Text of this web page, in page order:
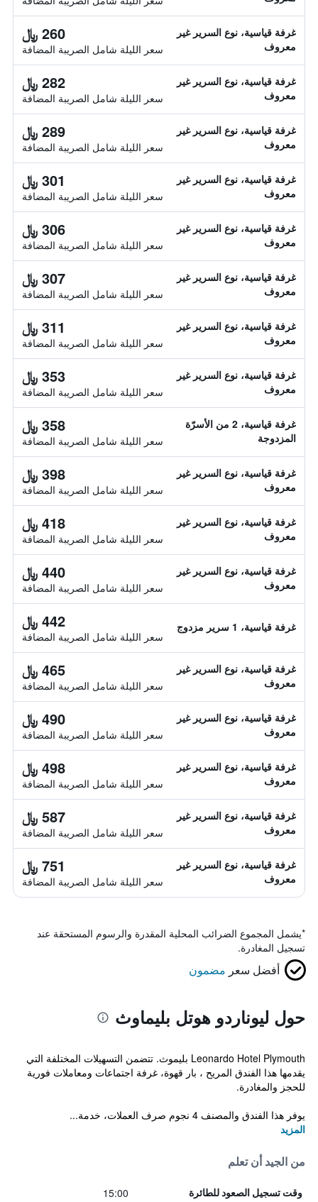
غرفة قياسية، نوع السرير غير
معروف
260 ﷼
سعر الليلة شامل الصريبة المضافة
غرفة قياسية، نوع السرير غير
معروف
282 ﷼
سعر الليلة شامل الصريبة المضافة
غرفة قياسية، نوع السرير غير
معروف
289 ﷼
سعر الليلة شامل الصريبة المضافة
غرفة قياسية، نوع السرير غير
معروف
301 ﷼
سعر الليلة شامل الصريبة المضافة
غرفة قياسية، نوع السرير غير
معروف
306 ﷼
سعر الليلة شامل الصريبة المضافة
غرفة قياسية، نوع السرير غير
معروف
307 ﷼
سعر الليلة شامل الصريبة المضافة
غرفة قياسية، نوع السرير غير
معروف
311 ﷼
سعر الليلة شامل الصريبة المضافة
غرفة قياسية، نوع السرير غير
معروف
353 ﷼
سعر الليلة شامل الصريبة المضافة
غرفة قياسية، 2 من الأسرّة
المزدوجة
358 ﷼
سعر الليلة شامل الصريبة المضافة
غرفة قياسية، نوع السرير غير
معروف
398 ﷼
سعر الليلة شامل الصريبة المضافة
غرفة قياسية، نوع السرير غير
معروف
418 ﷼
سعر الليلة شامل الصريبة المضافة
غرفة قياسية، نوع السرير غير
معروف
440 ﷼
سعر الليلة شامل الصريبة المضافة
غرفة قياسية، 1 سرير مزدوج 442 ﷼
سعر الليلة شامل الصريبة المضافة
غرفة قياسية، نوع السرير غير
معروف
465 ﷼
سعر الليلة شامل الصريبة المضافة
غرفة قياسية، نوع السرير غير
معروف
490 ﷼
سعر الليلة شامل الصريبة المضافة
غرفة قياسية، نوع السرير غير
معروف
498 ﷼
سعر الليلة شامل الصريبة المضافة
غرفة قياسية، نوع السرير غير
معروف
587 ﷼
سعر الليلة شامل الصريبة المضافة
غرفة قياسية، نوع السرير غير
معروف
751 ﷼
سعر الليلة شامل الصريبة المضافة
*يشمل المجموع الضرائب المحلية المقدرة والرسوم المستحقة عند
تسجيل المغادرة.
أفضل سعر مضمون
حول ليوناردو هوتل بليماوث
Leonardo Hotel Plymouth بليموث. تتضمن التسهيلات المختلفة التي
يقدمها هذا الفندق المريح ، بار قهوة، غرفة اجتماعات ومعاملات فورية
للحجز والمغادرة.
يوفر هذا الفندق والمصنف 4 نجوم صرف العملات، خدمة...
المزيد
من الجيد أن تعلم
وقت تسجيل الصعود للطائرة 15:00